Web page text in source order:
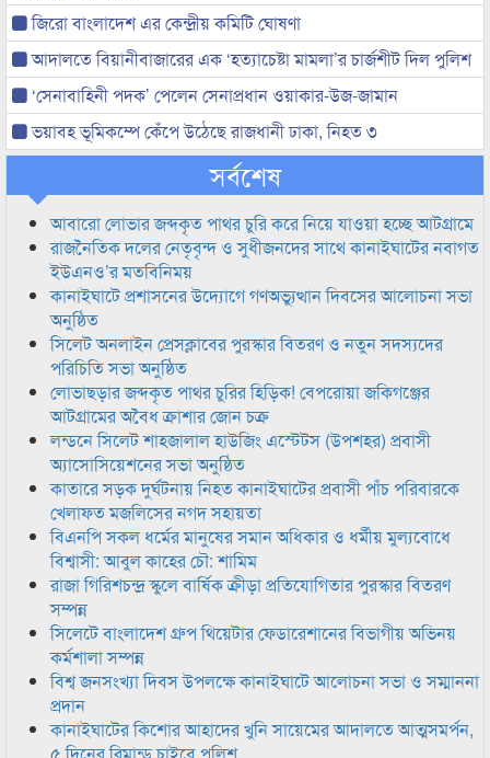
জিরো বাংলাদেশ এর কেন্দ্রীয় কমিটি ঘোষণা
আদালতে বিয়ানীবাজারের এক ‘হত্যাচেষ্টা মামলা’র চার্জশীট দিল পুলিশ
‘সেনাবাহিনী পদক’ পেলেন সেনাপ্রধান ওয়াকার-উজ-জামান
ভয়াবহ ভূমিকম্পে কেঁপে উঠেছে রাজধানী ঢাকা, নিহত ৩
সর্বশেষ
আবারো লোভার জব্দকৃত পাথর চুরি করে নিয়ে যাওয়া হচ্ছে আটগ্রামে
রাজনৈতিক দলের নেতৃবৃন্দ ও সুধীজনদের সাথে কানাইঘাটের নবাগত
ইউএনও’র মতবিনিময়
কানাইঘাটে প্রশাসনের উদ্যোগে গণঅভ্যুত্থান দিবসের আলোচনা সভা
অনুষ্ঠিত
সিলেট অনলাইন প্রেসক্লাবের পুরস্কার বিতরণ ও নতুন সদস্যদের
পরিচিতি সভা অনুষ্ঠিত
লোভাছড়ার জব্দকৃত পাথর চুরির হিড়িক! বেপরোয়া জকিগঞ্জের
আটগ্রামের অবৈধ ক্রাশার জোন চক্র
লন্ডনে সিলেট শাহজালাল হাউজিং এস্টেটস (উপশহর) প্রবাসী
অ্যাসোসিয়েশনের সভা অনুষ্ঠিত
কাতারে সড়ক দুর্ঘটনায় নিহত কানাইঘাটের প্রবাসী পাঁচ পরিবারকে
খেলাফত মজলিসের নগদ সহায়তা
বিএনপি সকল ধর্মের মানুষের সমান অধিকার ও ধর্মীয় মুল্যবোধে
বিশ্বাসী: আবুল কাহের চৌ: শামিম
রাজা গিরিশচন্দ্র স্কুলে বার্ষিক ক্রীড়া প্রতিযোগিতার পুরস্কার বিতরণ
সম্পন্ন
সিলেটে বাংলাদেশ গ্রুপ থিয়েটার ফেডারেশানের বিভাগীয় অভিনয়
কর্মশালা সম্পন্ন
বিশ্ব জনসংখ্যা দিবস উপলক্ষে কানাইঘাটে আলোচনা সভা ও সম্মাননা
প্রদান
কানাইঘাটের কিশোর আহাদের খুনি সায়েমের আদালতে আত্মসমর্পন,